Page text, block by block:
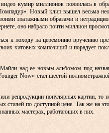
кумир миллионов появилась в
Новый клип вышел весьма
эпатажными образами и
оно набрало почти миллион
к походу на церемонию вручению
хитовых композиций и порадует
над ее новым альбомом под
Now» стал шестой
репродукции популярных картин, то
стилей по доступной цене. Так же на
мастерах, работающих в них.